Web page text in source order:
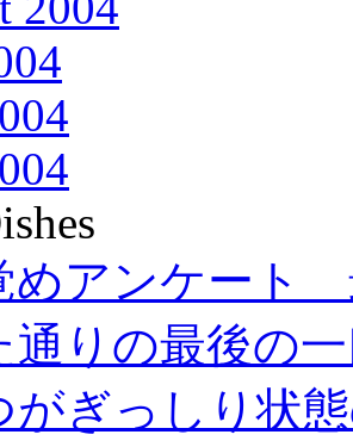
めアンケート
通りの最後の
がぎっしり状